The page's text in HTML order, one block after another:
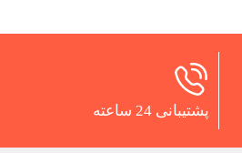
پشتیبانی 24 ساعته